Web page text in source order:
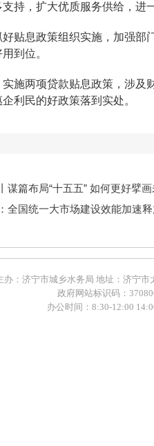
持，扩大优质服务供给，进
贴息政策组织实施，加强部
到位。
施两项贷款贴息政策，涉及
利民的好政策落到实处。
谋篇布局“十五五” 如何更好擘
全国统一大市场建设效能加速
办：济宁市城乡水务局 地址：济宁
政府网站标识码：
办公时间：8:30-12:00